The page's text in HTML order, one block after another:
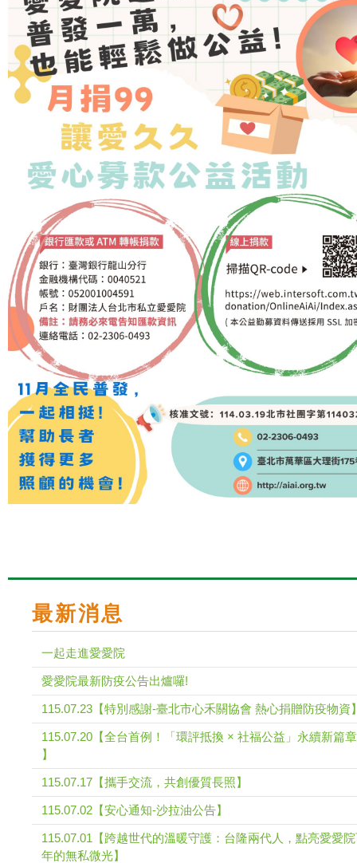
最新消息
一起走進愛愛院
愛愛院最新防疫公告出爐囉!
115.07.23【特別感謝-臺北市心禾關協會 熱心捐贈防疫物資
115.07.20【全台首例！「環評抵換 × 社福公益」永續新篇章
】
115.07.17【攜手交流，共創優質長照】
115.07.02【安心通知-沙拉油公告】
115.07.01【跨越世代的溫暖守護：台隆兩代人，點亮愛愛
年的無私微光】